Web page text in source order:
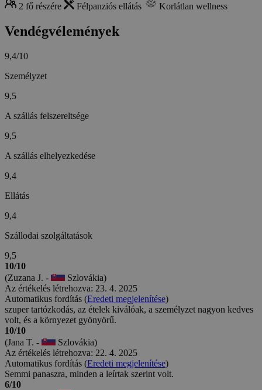
2 fő részére Félpanziós ellátás Korlátlan wellness
Vendégvélemények
9,4/10
Személyzet
9,5
A szállás felszereltsége
9,5
A szállás elhelyezkedése
9,4
Ellátás
9,4
Szállodai szolgáltatások
9,5
10/10
(Zuzana J. -
Szlovákia)
Az értékelés létrehozva: 23. 4. 2025
Automatikus fordítás (Eredeti megjelenítése)
szuper tartózkodás, az ételek kiválóak, a személyzet nagyon kedves
volt, és a környezet gyönyörű.
10/10
(Jana T. -
Szlovákia)
Az értékelés létrehozva: 22. 4. 2025
Automatikus fordítás (Eredeti megjelenítése)
Semmi panaszra, minden a leírtak szerint volt.
6/10